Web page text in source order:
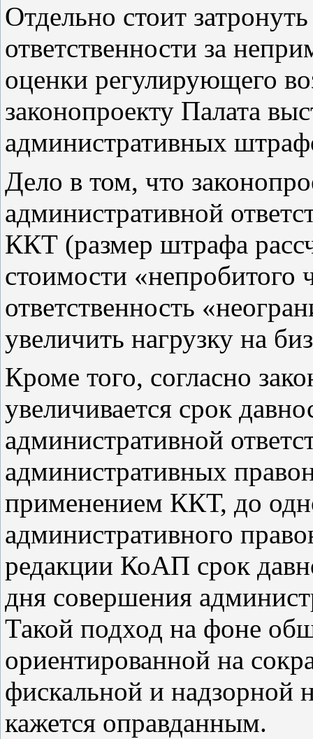
Отдельно стоит
ответственности за
оценки регулирующего
законопроекту Палата
административных
Дело в том, что
административной
ККТ (размер штрафа
стоимости «непробитого
ответственность
увеличить нагрузку на
Кроме того, согласно
увеличивается срок
административной
административных
применением ККТ, до
административного
редакции КоАП срок
дня совершения
Такой подход на фоне
ориентированной на
фискальной и надзорной
кажется оправданным.